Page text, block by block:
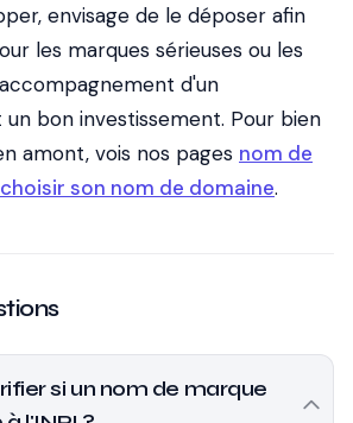
envisage de le déposer afin
les marques sérieuses ou les
d'un
bon investissement. Pour bien
amont, vois nos pages nom de
son nom de domaine.
si un nom de marque